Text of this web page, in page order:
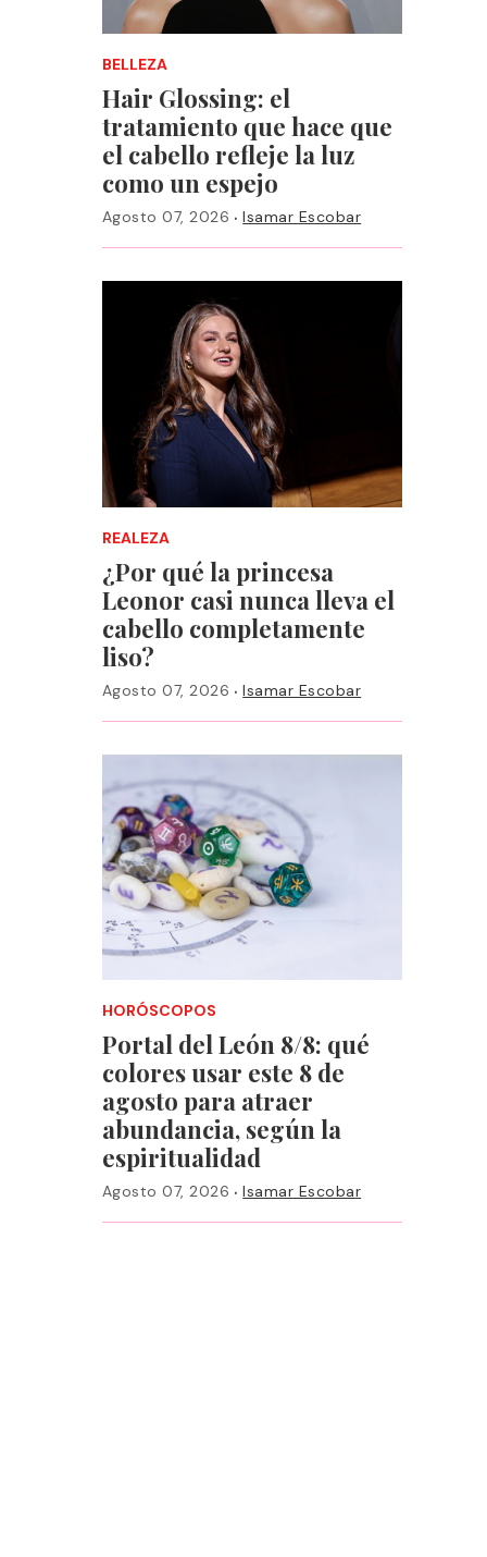
BELLEZA
Hair Glossing: el
tratamiento que hace que
el cabello refleje la luz
como un espejo
Agosto 07, 2026 ·Isamar Escobar
REALEZA
¿Por qué la princesa
Leonor casi nunca lleva el
cabello completamente
liso?
Agosto 07, 2026 ·Isamar Escobar
HORÓSCOPOS
Portal del León 8/8: qué
colores usar este 8 de
agosto para atraer
abundancia, según la
espiritualidad
Agosto 07, 2026 ·Isamar Escobar